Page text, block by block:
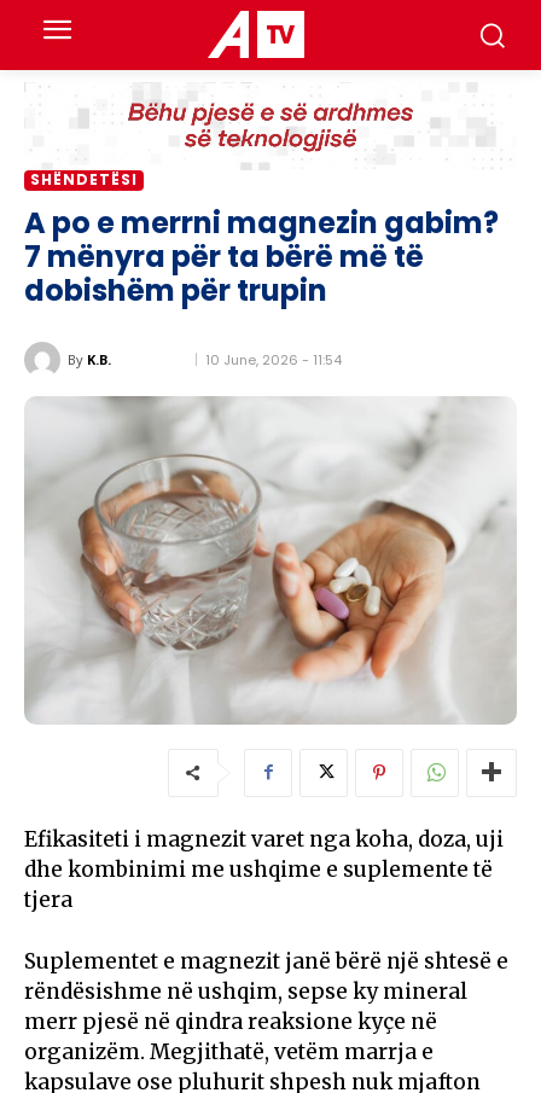
SHËNDETËSI
A po e merrni magnezin gabim?
7 mënyra për ta bërë më të
dobishëm për trupin
By K.B. 10 June, 2026 - 11:54
Efikasiteti i magnezit varet nga koha, doza, uji
dhe kombinimi me ushqime e suplemente të
tjera
Suplementet e magnezit janë bërë një shtesë e
rëndësishme në ushqim, sepse ky mineral
merr pjesë në qindra reaksione kyçe në
organizëm. Megjithatë, vetëm marrja e
kapsulave ose pluhurit shpesh nuk mjafton